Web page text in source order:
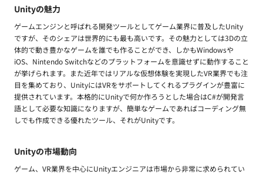
Unityの魅力
ゲームエンジンと呼ばれる開発ツールとしてゲーム業界に普及したUnity
ですが、そのシェアは世界的にも最も高いです。その魅力としては3Dの立
体的で動き豊かなゲームを誰でも作ることができ、しかもWindowsや
iOS、Nintendo Switchなどのプラットフォームを意識せずに動作すること
が挙げられます。また近年ではリアルな仮想体験を実現したVR業界でも注
目を集めており、UnityにはVRをサポートしてくれるプラグインが豊富に
提供されています。本格的にUnityで何か作ろうとした場合はC#が開発言
語として必要な知識になりますが、簡単なゲームであればコーディング無
しでも作成できる優れたツール、それがUnityです。
Unityの市場動向
ゲーム、VR業界を中心にUnityエンジニアは市場から非常に求められてい